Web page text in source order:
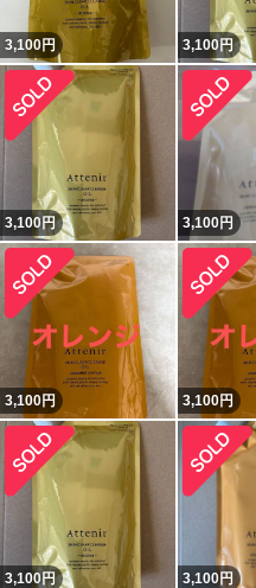
3,100円 3,100円
3,100円 3,100円
3,100円 3,100円
3,100円 3,100円